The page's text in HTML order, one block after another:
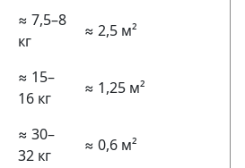
≈ 7,5–8
кг
≈ 2,5 м²
≈ 15–
16 кг
≈ 1,25 м²
≈ 30–
32 кг
≈ 0,6 м²